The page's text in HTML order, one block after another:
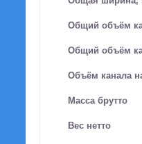
Общий объём
Общий объём
Объём канала
Масса брутто
Вес нетто